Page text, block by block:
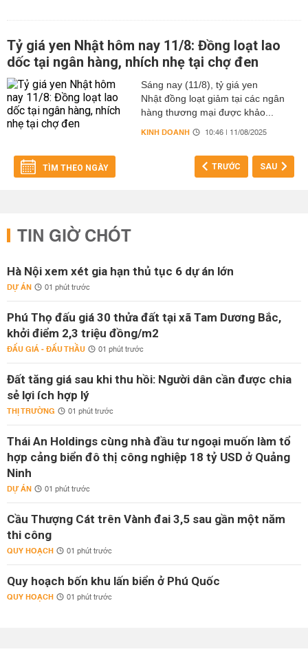
Tỷ giá yen Nhật hôm nay 11/8: Đồng loạt lao
dốc tại ngân hàng, nhích nhẹ tại chợ đen
Sáng nay (11/8), tỷ giá yen
Nhật đồng loạt giảm tại các ngân
hàng thương mại được khảo...
KINH DOANH 10:46 | 11/08/2025
TÌM THEO NGÀY TRƯỚC SAU
TIN GIỜ CHÓT
Hà Nội xem xét gia hạn thủ tục 6 dự án lớn
DỰ ÁN 01 phút trước
Phú Thọ đấu giá 30 thửa đất tại xã Tam Dương Bắc,
khởi điểm 2,3 triệu đồng/m2
ĐẤU GIÁ - ĐẤU THẦU 01 phút trước
Đất tăng giá sau khi thu hồi: Người dân cần được chia
sẻ lợi ích hợp lý
THỊ TRƯỜNG 01 phút trước
Thái An Holdings cùng nhà đầu tư ngoại muốn làm tổ
hợp cảng biển đô thị công nghiệp 18 tỷ USD ở Quảng
Ninh
DỰ ÁN 01 phút trước
Cầu Thượng Cát trên Vành đai 3,5 sau gần một năm
thi công
QUY HOẠCH 01 phút trước
Quy hoạch bốn khu lấn biển ở Phú Quốc
QUY HOẠCH 01 phút trước